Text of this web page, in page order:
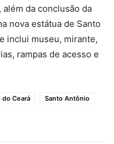
da conclusão da
nova estátua de Santo
inclui museu, mirante,
rampas de acesso e
do Ceará
Santo Antônio